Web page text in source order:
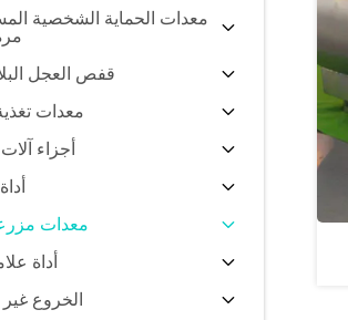
معدات الحماية الشخصية
قفص العجل
معدات
أجزاء
معدات
أداة
الخروع